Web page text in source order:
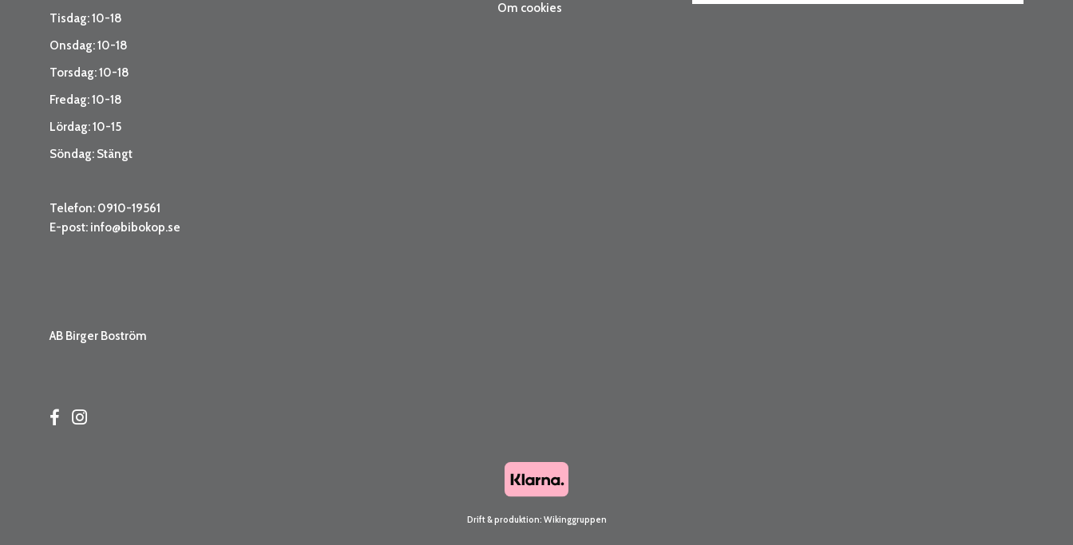
Tisdag: 10-18
Onsdag: 10-18
Torsdag: 10-18
Fredag: 10-18
Lördag: 10-15
Söndag: Stängt
Telefon: 0910-19561
E-post: info@bibokop.se
AB Birger Boström
Om cookies
Drift & produktion: Wikinggruppen